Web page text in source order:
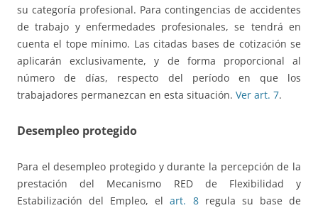
su categoría profesional. Para contingencias de accidentes
de trabajo y enfermedades profesionales, se tendrá en
cuenta el tope mínimo. Las citadas bases de cotización se
aplicarán exclusivamente, y de forma proporcional al
número de días, respecto del período en que los
trabajadores permanezcan en esta situación. Ver art. 7.
Desempleo protegido
Para el desempleo protegido y durante la percepción de la
prestación del Mecanismo RED de Flexibilidad y
Estabilización del Empleo, elart. 8regula su base de